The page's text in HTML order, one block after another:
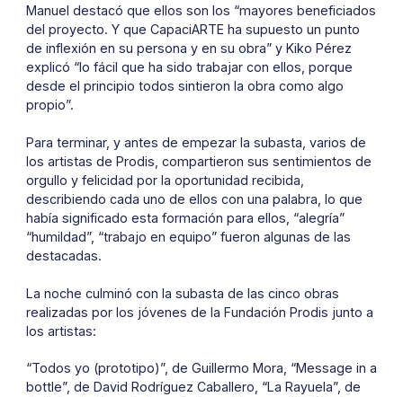
Manuel destacó que ellos son los “mayores beneficiados
del proyecto. Y que CapaciARTE ha supuesto un punto
de inflexión en su persona y en su obra” y Kiko Pérez
explicó “lo fácil que ha sido trabajar con ellos, porque
desde el principio todos sintieron la obra como algo
propio”.
Para terminar, y antes de empezar la subasta, varios de
los artistas de Prodis, compartieron sus sentimientos de
orgullo y felicidad por la oportunidad recibida,
describiendo cada uno de ellos con una palabra, lo que
había significado esta formación para ellos, “alegría”
“humildad”, “trabajo en equipo” fueron algunas de las
destacadas.
La noche culminó con la subasta de las cinco obras
realizadas por los jóvenes de la Fundación Prodis junto a
los artistas:
“Todos yo (prototipo)”, de Guillermo Mora, “Message in a
bottle”, de David Rodríguez Caballero, “La Rayuela”, de